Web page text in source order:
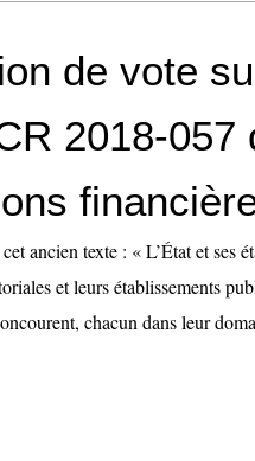
de vote
2018-057
ancien texte : « L’État et ses
et leurs établissements
chacun dans leur